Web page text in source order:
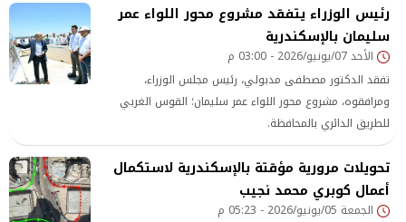
رئيس الوزراء يتفقد مشروع محور اللواء عمر
سليمان بالإسكندرية
الأحد 07/يونيو/2026 - 03:00 م
تفقد الدكتور مصطفى مدبولي، رئيس مجلس الوزراء،
ومرافقوه، مشروع محور اللواء عمر سليمان؛ القوس الغربي
للطريق الدائري بالمحافظة.
تحويلات مرورية مؤقتة بالإسكندرية لاستكمال
أعمال كوبري محمد نجيب
الجمعة 05/يونيو/2026 - 05:23 م